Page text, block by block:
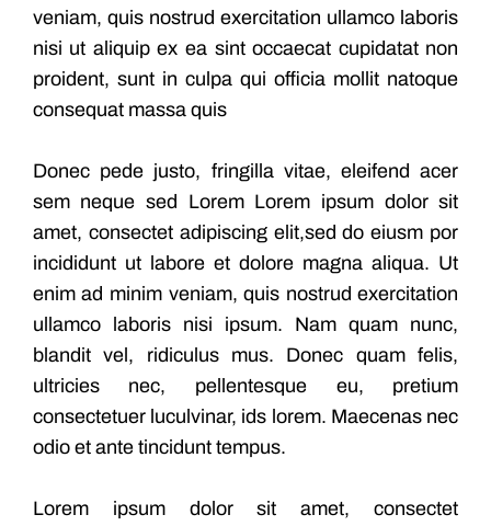
veniam, quis nostrud exercitation ullamco laboris
nisi ut aliquip ex ea sint occaecat cupidatat non
proident, sunt in culpa qui officia mollit natoque
consequat massa quis
Donec pede justo, fringilla vitae, eleifend acer
sem neque sed Lorem Lorem ipsum dolor sit
amet, consectet adipiscing elit,sed do eiusm por
incididunt ut labore et dolore magna aliqua. Ut
enim ad minim veniam, quis nostrud exercitation
ullamco laboris nisi ipsum. Nam quam nunc,
blandit vel, ridiculus mus. Donec quam felis,
ultricies nec, pellentesque eu, pretium
consectetuer luculvinar, ids lorem. Maecenas nec
odio et ante tincidunt tempus.
Lorem ipsum dolor sit amet, consectet